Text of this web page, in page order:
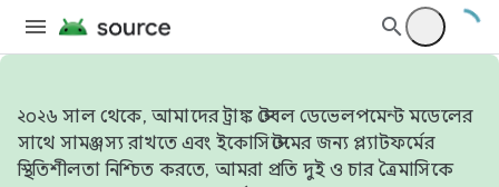
২০২৬ সাল থেকে, আমাদের ট্রাঙ্ক স্টেবল ডেভেলপমেন্ট মডেলের
সাথে সামঞ্জস্য রাখতে এবং ইকোসিস্টেমের জন্য প্ল্যাটফর্মের
স্থিতিশীলতা নিশ্চিত করতে, আমরা প্রতি দুই ও চার ত্রৈমাসিকে